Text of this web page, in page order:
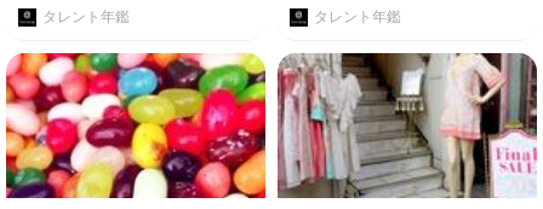
タレント年鑑 タレント年鑑